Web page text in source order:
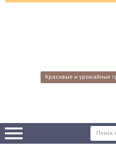
Красивые и урожайные